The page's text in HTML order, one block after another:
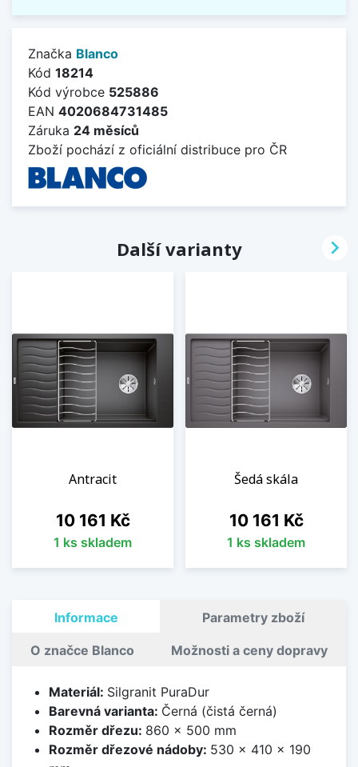
Značka Blanco
Kód 18214
Kód výrobce 525886
EAN 4020684731485
Záruka 24 měsíců
Zboží pochází z oficiální distribuce pro ČR
Další varianty
Antracit
Cena
10 161 Kč
1 ks skladem
Šedá skála
Cena
10 161 Kč
1 ks skladem

Informace Parametry zboží
O značce Blanco Možnosti a ceny dopravy
Materiál: Silgranit PuraDur
Barevná varianta: Černá (čistá černá)
Rozměr dřezu: 860 x 500 mm
Rozměr dřezové nádoby: 530 x 410 x 190